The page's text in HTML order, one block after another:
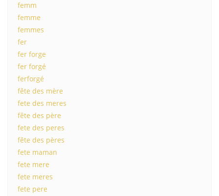
femm
femme
femmes
fer
fer forge
fer forgé
ferforgé
fête des mère
fete des meres
fête des père
fete des peres
fête des pères
fete maman
fete mere
fete meres
fete pere